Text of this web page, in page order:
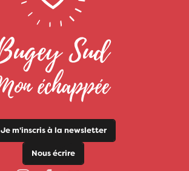
Je m'inscris à la newsletter
Nous écrire